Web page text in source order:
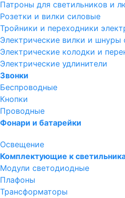
Патроны для светильников и
Розетки и вилки силовые
Тройники и переходники
Электрические вилки и шнуры
Электрические колодки и
Электрические удлинители
Звонки
Беспроводные
Кнопки
Проводные
Фонари и батарейки
Освещение
Комплектующие к
Модули светодиодные
Плафоны
Трансформаторы